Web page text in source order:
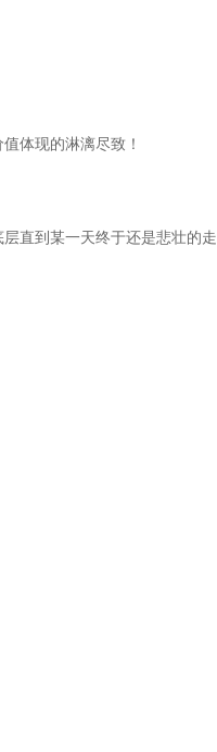
体现的淋漓尽致！
直到某一天终于还是悲壮的走